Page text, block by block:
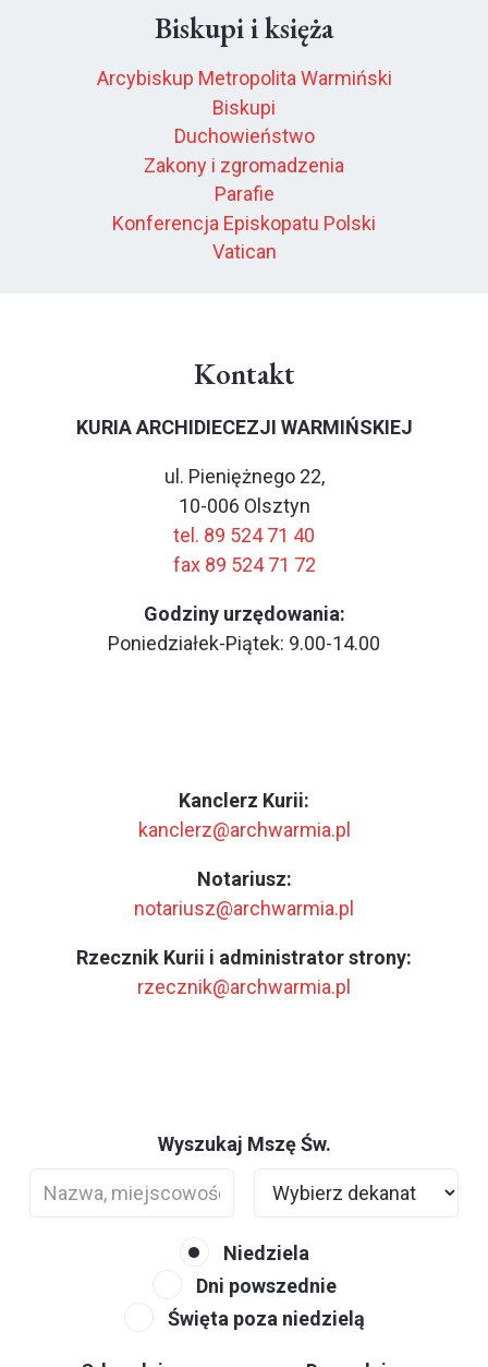
Biskupi i księża
Arcybiskup Metropolita Warmiński
Biskupi
Duchowieństwo
Zakony i zgromadzenia
Parafie
Konferencja Episkopatu Polski
Vatican
Kontakt
KURIA ARCHIDIECEZJI WARMIŃSKIEJ
ul. Pieniężnego 22,
10-006 Olsztyn
tel. 89 524 71 40
fax 89 524 71 72
Godziny urzędowania:
Poniedziałek-Piątek: 9.00-14.00
Kanclerz Kurii:
kanclerz@archwarmia.pl
Notariusz:
notariusz@archwarmia.pl
Rzecznik Kurii i administrator strony:
rzecznik@archwarmia.pl
Wyszukaj Mszę Św.
Niedziela
Dni powszednie
Święta poza niedzielą